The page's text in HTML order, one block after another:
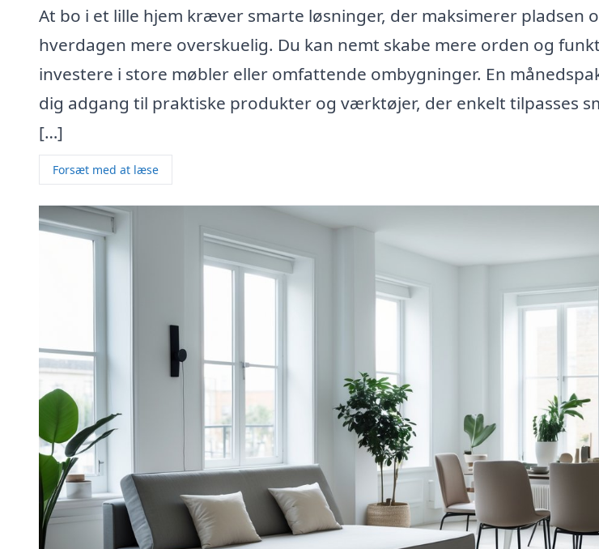
At bo i et lille hjem kræver smarte løsninger, der maksimerer pladsen
hverdagen mere overskuelig. Du kan nemt skabe mere orden og
investere i store møbler eller omfattende ombygninger. En
dig adgang til praktiske produkter og værktøjer, der enkelt tilpasses
[…]
Forsæt med at læse